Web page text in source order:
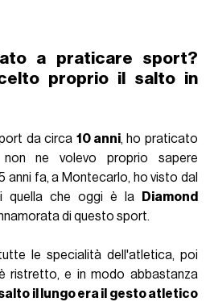
a praticare sport?
proprio il salto in
da circa 10 anni, ho praticato
ne volevo proprio sapere
anni fa, a Montecarlo, ho visto dal
quella che oggi è la
Diamond
di questo sport.
le specialità dell'atletica, poi
ristretto, e in modo abbastanza
il lungo era il gesto atletico